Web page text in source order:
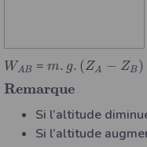
WAB =m. g. (ZA − ZB)
Remarque
Si l’altitude
Si l’altitude